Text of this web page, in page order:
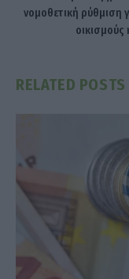
νομοθετική ρύθμιση
οικισμούς
RELATED POSTS